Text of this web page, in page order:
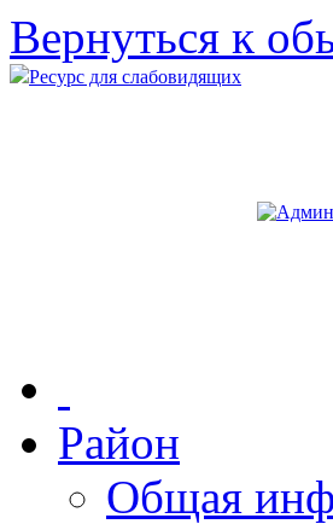
Вернуться к
Ресурс для слабовидящих
Район
Общая